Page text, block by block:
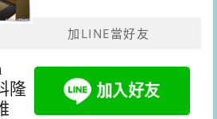
隆
加LINE當好友